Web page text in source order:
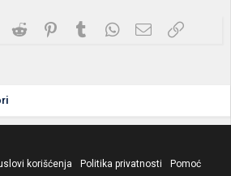
Reddit PinterestTumblrWhatsApp
Imejl Link
korišćenja Politika privatnosti
Pomoć